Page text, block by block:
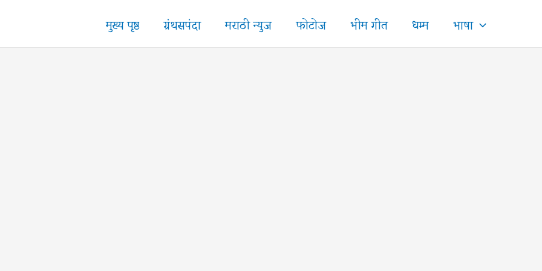
मुख्य पृष्ठ ग्रंथसपंदा मराठी न्युज फोटोज भीम गीत धम्म भाषा